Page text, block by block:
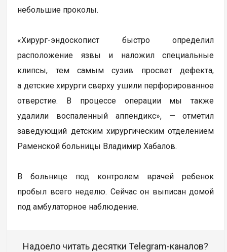
небольшие проколы.
«Хирург-эндоскопист быстро определил
расположение язвы и наложил специальные
клипсы, тем самым сузив просвет дефекта,
а детские хирурги сверху ушили перфорированное
отверстие. В процессе операции мы также
удалили воспаленный аппендикс», — отметил
заведующий детским хирургическим отделением
Раменской больницы Владимир Хабалов.
В больнице под контролем врачей ребенок
пробыл всего неделю. Сейчас он выписан домой
под амбулаторное наблюдение.
Надоело читать десятки Telegram-каналов?